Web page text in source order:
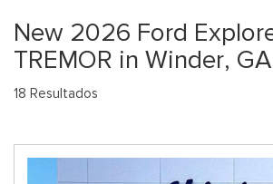
New 2026 Ford
TREMOR in Winder, GA
18 Resultados